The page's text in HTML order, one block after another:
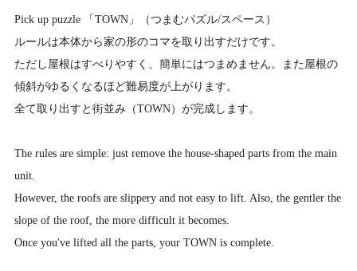
Pick up puzzle 「TOWN」（つまむパズル/スペース）
ルールは本体から家の形のコマを取り出すだけです。
ただし屋根はすべりやすく、簡単にはつまめません。また屋根の
傾斜がゆるくなるほど難易度が上がります。
全て取り出すと街並み（TOWN）が完成します。
The rules are simple: just remove the house-shaped parts from the main
unit.
However, the roofs are slippery and not easy to lift. Also, the gentler the
slope of the roof, the more difficult it becomes.
Once you've lifted all the parts, your TOWN is complete.